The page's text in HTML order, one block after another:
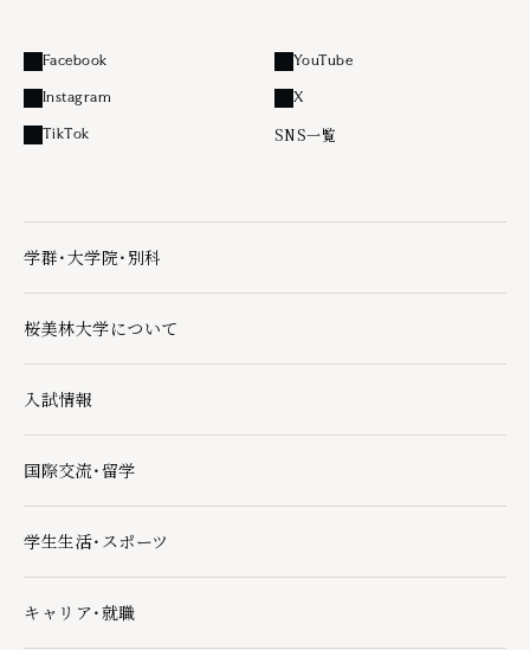
Facebook
外部リンク
YouTube
外部リンク
Instagram
外部リンク
X
外部リンク
TikTok
外部リンク SNS一覧
学群・大学院・別科
学群・大学院・別科の下層ページ一覧を開く
桜美林大学について
桜美林大学についての下層ページ一覧を開く
入試情報
入試情報の下層ページ一覧を開く
国際交流・留学
国際交流・留学の下層ページ一覧を開く
学生生活・スポーツ
学生生活・スポーツの下層ページ一覧を開く
キャリア・就職
キャリア・就職の下層ページ一覧を開く